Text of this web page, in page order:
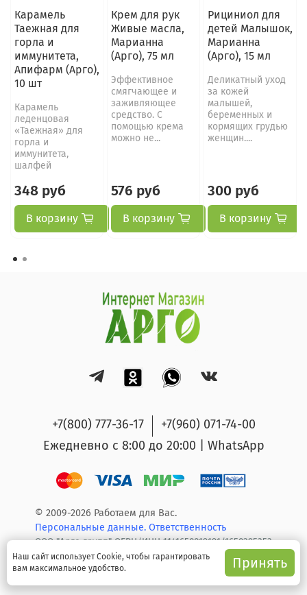
Карамель
Таежная для
горла и
иммунитета,
Апифарм (Арго),
10 шт
Карамель
леденцовая
«Таежная» для
горла и
иммунитета,
шалфей
348 руб
В корзину
Крем для рук
Живые масла,
Марианна
(Арго), 75 мл
Эффективное
смягчающее и
заживляющее
средство. С
помощью крема
можно не...
576 руб
В корзину
Рициниол для
детей Малышок,
Марианна
(Арго), 15 мл
Деликатный уход
за кожей
малышей,
беременных и
кормящих грудью
женщин....
300 руб
В корзину
+7(800) 777-36-17
+7(960) 071-74-00
Ежедневно с 8:00 до 20:00 | WhatsApp
© 2009-2026 Работаем для Вас.
Персональные данные. Ответственность
ООО "Арго групп" ОГРН/ИНН 1141650019191/1650295353
Наш сайт использует Cookie, чтобы гарантировать
вам максимальное удобство.
Принять